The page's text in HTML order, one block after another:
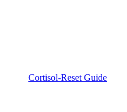
Cortisol-Reset Guide